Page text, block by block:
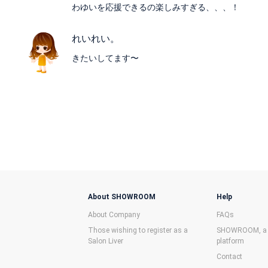
わゆいを応援できるの楽しみすぎる、、、！
れいれい。
きたいしてます〜
About SHOWROOM
About Company
Those wishing to register as a
Salon Liver
Help
FAQs
SHOWROOM,
platform
Contact